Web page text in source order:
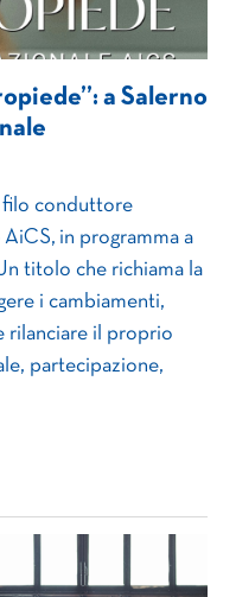
a Salerno
filo conduttore
in programma a
titolo che richiama la
i cambiamenti,
rilanciare il proprio
partecipazione,